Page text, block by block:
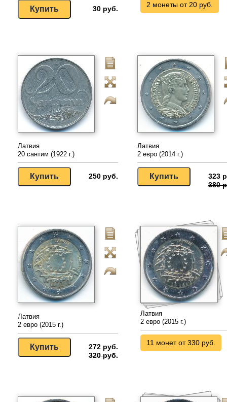
30 руб. 2 монеты от 20 руб.
Латвия
20 сантим (1922 г.)
250 руб.
Латвия
2 евро (2014 г.)
323
380
Латвия
2 евро (2015 г.)
272 руб.
320 руб.
Латвия
2 евро (2015 г.)
11 монет от 330 руб.